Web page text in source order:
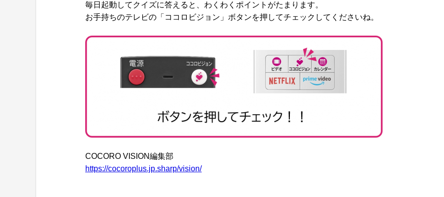
毎日起動してクイズに答えると、わくわくポイントがたまります。
お手持ちのテレビの「ココロビジョン」ボタンを押してチェックしてくださいね。
COCORO VISION編集部
https://cocoroplus.jp.sharp/vision/